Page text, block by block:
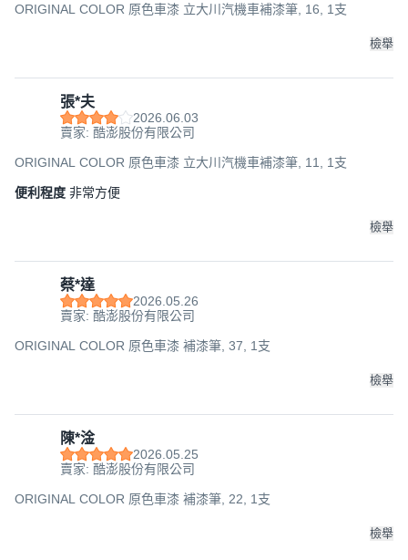
ORIGINAL COLOR 原色車漆 立大川汽機車補漆筆, 16, 1支
檢舉
張*夫
2026.06.03
賣家: 酷澎股份有限公司
ORIGINAL COLOR 原色車漆 立大川汽機車補漆筆, 11, 1支
便利程度 非常方便
檢舉
蔡*達
2026.05.26
賣家: 酷澎股份有限公司
ORIGINAL COLOR 原色車漆 補漆筆, 37, 1支
檢舉
陳*淦
2026.05.25
賣家: 酷澎股份有限公司
ORIGINAL COLOR 原色車漆 補漆筆, 22, 1支
檢舉